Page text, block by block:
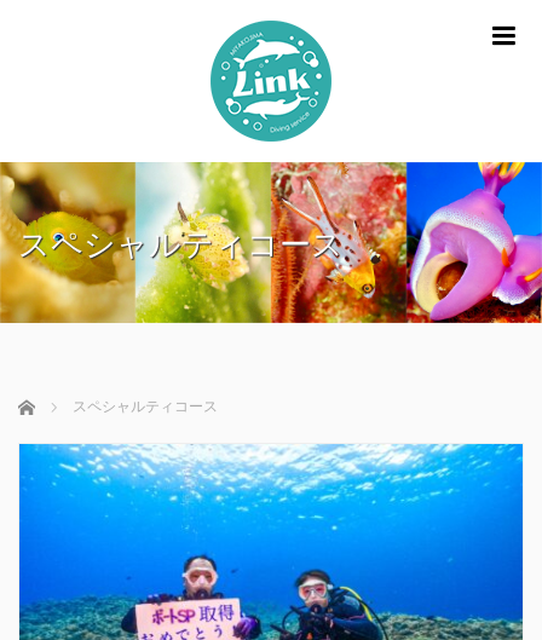
スペシャルティコース
ホーム スペシャルティコース